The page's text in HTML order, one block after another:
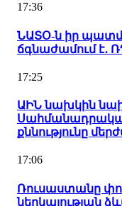
17:36
ՆԱՏՕ-ն իր
ճգնաժամում է․
17:25
ԱԻՆ նախկին
քննությունը
17:06
Ռուսաստանը
ներկայության